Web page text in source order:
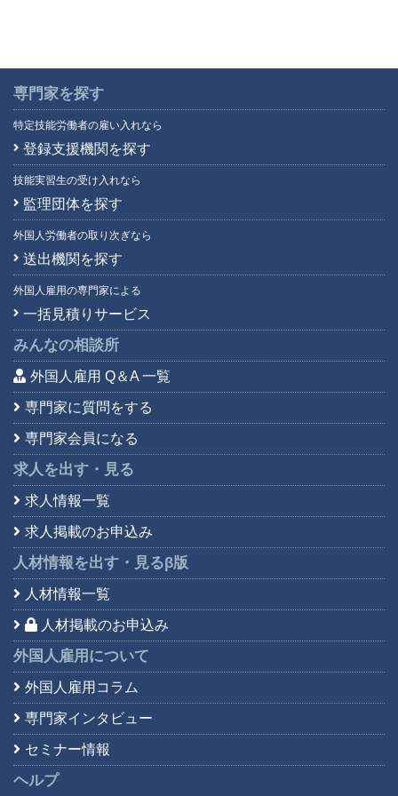
専門家を探す
特定技能労働者の雇い入れなら
登録支援機関を探す
技能実習生の受け入れなら
監理団体を探す
外国人労働者の取り次ぎなら
送出機関を探す
外国人雇用の専門家による
一括見積りサービス
みんなの相談所
外国人雇用 Q＆A 一覧
専門家に質問をする
専門家会員になる
求人を出す・見る
求人情報一覧
求人掲載のお申込み
人材情報を出す・見るβ版
人材情報一覧
人材掲載のお申込み
外国人雇用について
外国人雇用コラム
専門家インタビュー
セミナー情報
ヘルプ